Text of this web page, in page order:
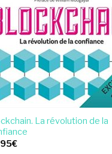
La révolution de la
€